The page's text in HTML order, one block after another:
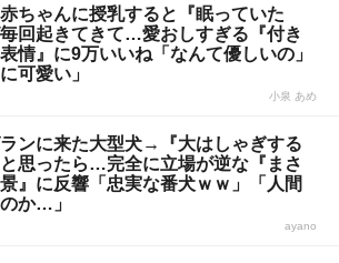
ちゃんに授乳すると『眠っていた
回起きてきて…愛おしすぎる『付き
情』に9万いいね「なんて優しいの」
可愛い」
小泉 あめ
ランに来た大型犬→『大はしゃぎする
思ったら…完全に立場が逆な『まさ
』に反響「忠実な番犬ｗｗ」「人間
か…」
ayano